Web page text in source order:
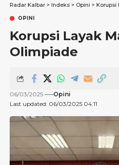
Radar Kalbar > Indeks > Opini > Korupsi
OPINI
Korupsi Layak
Olimpiade
Last updated: 06/03/2025 04:11
06/03/2025 Opini